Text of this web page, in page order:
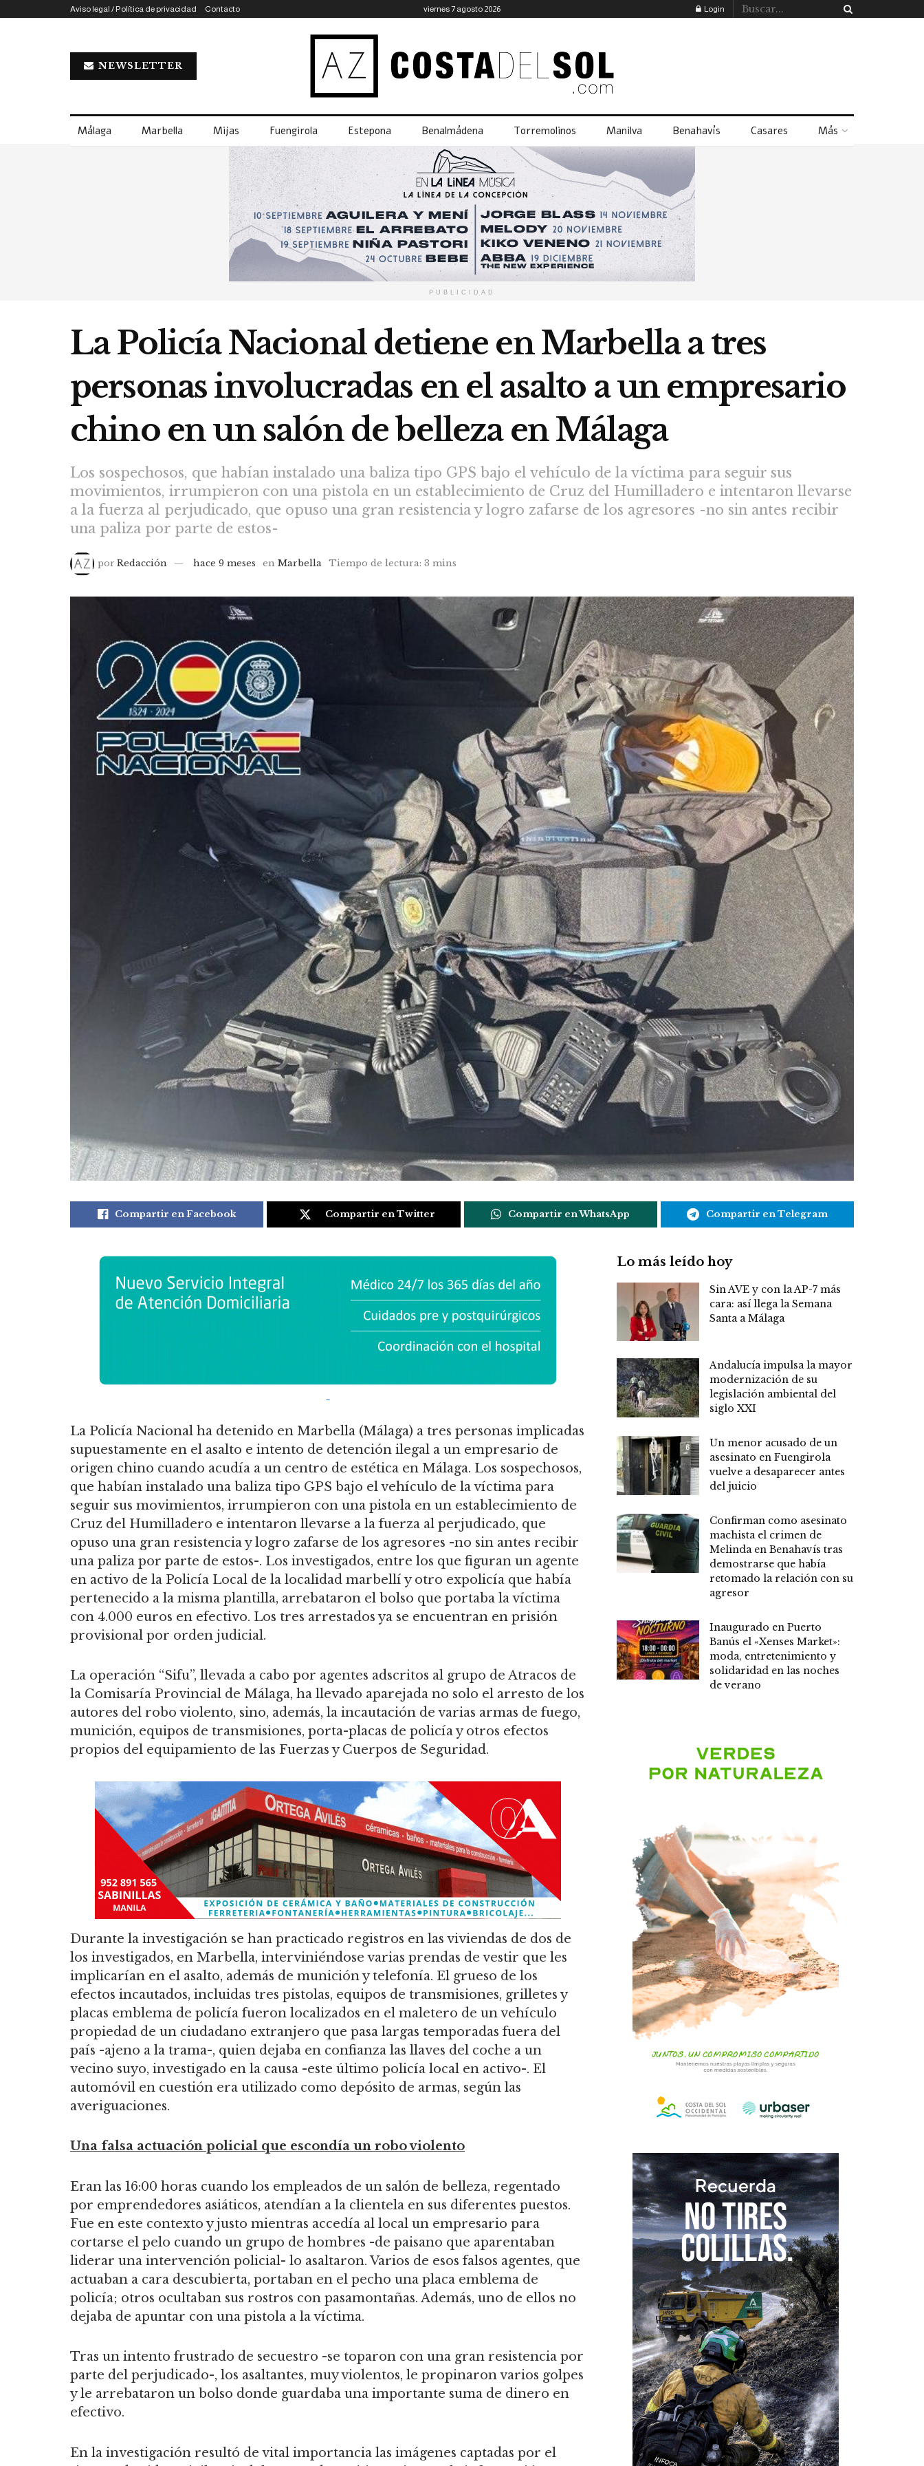
Aviso legal / Política de privacidad Contacto viernes 7 agosto 2026 Login
NEWSLETTER
Málaga Marbella Mijas Fuengirola Estepona Benalmádena Torremolinos Manilva Benahavís Casares Más
PUBLICIDAD
La Policía Nacional detiene en Marbella a tres
personas involucradas en el asalto a un empresario
chino en un salón de belleza en Málaga
Los sospechosos, que habían instalado una baliza tipo GPS bajo el vehículo de la víctima para seguir sus
movimientos, irrumpieron con una pistola en un establecimiento de Cruz del Humilladero e intentaron llevarse
a la fuerza al perjudicado, que opuso una gran resistencia y logro zafarse de los agresores -no sin antes recibir
una paliza por parte de estos-
por Redacción hace 9 meses en Marbella Tiempo de lectura: 3 mins
Compartir en Facebook Compartir en Twitter Compartir en WhatsApp Compartir en Telegram
La Policía Nacional ha detenido en Marbella (Málaga) a tres personas implicadas
supuestamente en el asalto e intento de detención ilegal a un empresario de
origen chino cuando acudía a un centro de estética en Málaga. Los sospechosos,
que habían instalado una baliza tipo GPS bajo el vehículo de la víctima para
seguir sus movimientos, irrumpieron con una pistola en un establecimiento de
Cruz del Humilladero e intentaron llevarse a la fuerza al perjudicado, que
opuso una gran resistencia y logro zafarse de los agresores -no sin antes recibir
una paliza por parte de estos-. Los investigados, entre los que figuran un agente
en activo de la Policía Local de la localidad marbellí y otro expolicía que había
pertenecido a la misma plantilla, arrebataron el bolso que portaba la víctima
con 4.000 euros en efectivo. Los tres arrestados ya se encuentran en prisión
provisional por orden judicial.
La operación “Sifu”, llevada a cabo por agentes adscritos al grupo de Atracos de
la Comisaría Provincial de Málaga, ha llevado aparejada no solo el arresto de los
autores del robo violento, sino, además, la incautación de varias armas de fuego,
munición, equipos de transmisiones, porta-placas de policía y otros efectos
propios del equipamiento de las Fuerzas y Cuerpos de Seguridad.
Durante la investigación se han practicado registros en las viviendas de dos de
los investigados, en Marbella, interviniéndose varias prendas de vestir que les
implicarían en el asalto, además de munición y telefonía. El grueso de los
efectos incautados, incluidas tres pistolas, equipos de transmisiones, grilletes y
placas emblema de policía fueron localizados en el maletero de un vehículo
propiedad de un ciudadano extranjero que pasa largas temporadas fuera del
país -ajeno a la trama-, quien dejaba en confianza las llaves del coche a un
vecino suyo, investigado en la causa -este último policía local en activo-. El
automóvil en cuestión era utilizado como depósito de armas, según las
averiguaciones.
Una falsa actuación policial que escondía un robo violento
Eran las 16:00 horas cuando los empleados de un salón de belleza, regentado
por emprendedores asiáticos, atendían a la clientela en sus diferentes puestos.
Fue en este contexto y justo mientras accedía al local un empresario para
cortarse el pelo cuando un grupo de hombres -de paisano que aparentaban
liderar una intervención policial- lo asaltaron. Varios de esos falsos agentes, que
actuaban a cara descubierta, portaban en el pecho una placa emblema de
policía; otros ocultaban sus rostros con pasamontañas. Además, uno de ellos no
dejaba de apuntar con una pistola a la víctima.
Tras un intento frustrado de secuestro -se toparon con una gran resistencia por
parte del perjudicado-, los asaltantes, muy violentos, le propinaron varios golpes
y le arrebataron un bolso donde guardaba una importante suma de dinero en
efectivo.
En la investigación resultó de vital importancia las imágenes captadas por el
Lo más leído hoy
Sin AVE y con la AP-7 más
cara: así llega la Semana
Santa a Málaga
Andalucía impulsa la mayor
modernización de su
legislación ambiental del
siglo XXI
Un menor acusado de un
asesinato en Fuengirola
vuelve a desaparecer antes
del juicio
Confirman como asesinato
machista el crimen de
Melinda en Benahavís tras
demostrarse que había
retomado la relación con su
agresor
Inaugurado en Puerto
Banús el «Xenses Market»:
moda, entretenimiento y
solidaridad en las noches
de verano